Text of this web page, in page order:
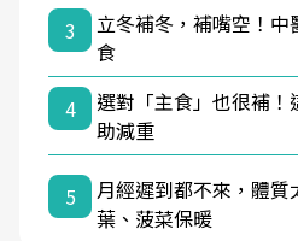
3
立冬補冬，補嘴空！
食
4
選對「主食」也很補！
助減重
5
月經遲到都不來，體
葉、菠菜保暖